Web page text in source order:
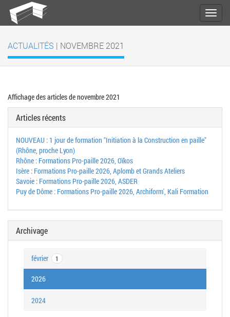
ACTUALITÉS | NOVEMBRE 2021
Affichage des articles de novembre 2021
Articles récents
NOUVEAU : 1 jour de formation "Initiation à la Construction en paille"
(Rhône, proche Lyon)
Rhône : Formations Pro-paille 2026, Oïkos
Isère : Formations Pro-paille 2026, Aplomb et Grands Ateliers
Savoie : Formations Pro-paille 2026, ASDER
Puy de Dôme : Formations Pro-paille 2026, Archiform', Kali Formation
Archivage
février 1
2026
2024